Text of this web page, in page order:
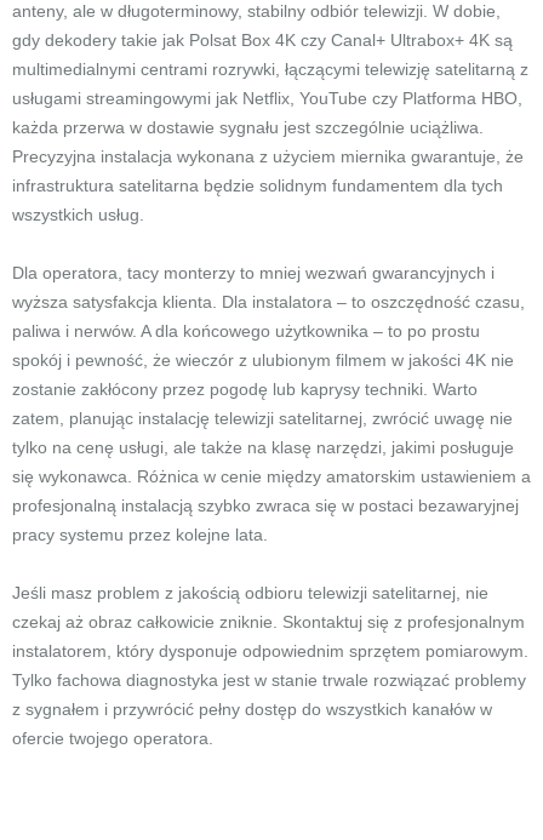
anteny, ale w długoterminowy, stabilny odbiór telewizji. W dobie,
gdy dekodery takie jak Polsat Box 4K czy Canal+ Ultrabox+ 4K są
multimedialnymi centrami rozrywki, łączącymi telewizję satelitarną z
usługami streamingowymi jak Netflix, YouTube czy Platforma HBO,
każda przerwa w dostawie sygnału jest szczególnie uciążliwa.
Precyzyjna instalacja wykonana z użyciem miernika gwarantuje, że
infrastruktura satelitarna będzie solidnym fundamentem dla tych
wszystkich usług.
Dla operatora, tacy monterzy to mniej wezwań gwarancyjnych i
wyższa satysfakcja klienta. Dla instalatora – to oszczędność czasu,
paliwa i nerwów. A dla końcowego użytkownika – to po prostu
spokój i pewność, że wieczór z ulubionym filmem w jakości 4K nie
zostanie zakłócony przez pogodę lub kaprysy techniki. Warto
zatem, planując instalację telewizji satelitarnej, zwrócić uwagę nie
tylko na cenę usługi, ale także na klasę narzędzi, jakimi posługuje
się wykonawca. Różnica w cenie między amatorskim ustawieniem a
profesjonalną instalacją szybko zwraca się w postaci bezawaryjnej
pracy systemu przez kolejne lata.
Jeśli masz problem z jakością odbioru telewizji satelitarnej, nie
czekaj aż obraz całkowicie zniknie. Skontaktuj się z profesjonalnym
instalatorem, który dysponuje odpowiednim sprzętem pomiarowym.
Tylko fachowa diagnostyka jest w stanie trwale rozwiązać problemy
z sygnałem i przywrócić pełny dostęp do wszystkich kanałów w
ofercie twojego operatora.